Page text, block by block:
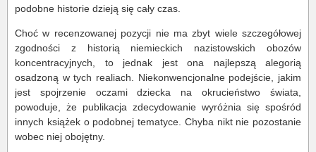
podobne historie dzieją się cały czas.
Choć w recenzowanej pozycji nie ma zbyt wiele szczegółowej
zgodności z historią niemieckich nazistowskich obozów
koncentracyjnych, to jednak jest ona najlepszą alegorią
osadzoną w tych realiach. Niekonwencjonalne podejście, jakim
jest spojrzenie oczami dziecka na okrucieństwo świata,
powoduje, że publikacja zdecydowanie wyróżnia się spośród
innych książek o podobnej tematyce. Chyba nikt nie pozostanie
wobec niej obojętny.